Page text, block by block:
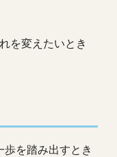
を変えたいとき
を踏み出すとき